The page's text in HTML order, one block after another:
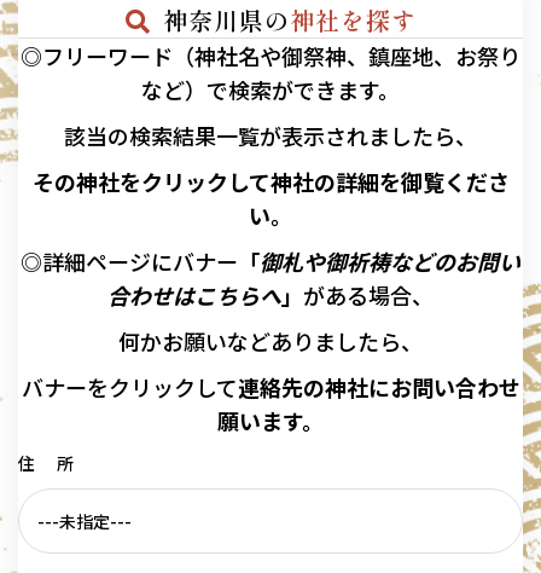
神奈川県の神社を探す
◎フリーワード（神社名や御祭神、鎮座地、お祭り
など）で検索ができます。
該当の検索結果一覧が表示されましたら、
その神社をクリックして神社の詳細を御覧くださ
い。
◎詳細ページにバナー 「御札や御祈祷などのお問い
合わせはこちらへ」 がある場合、
何かお願いなどありましたら、
バナーをクリックして連絡先の神社にお問い合わせ
願います。
住 所